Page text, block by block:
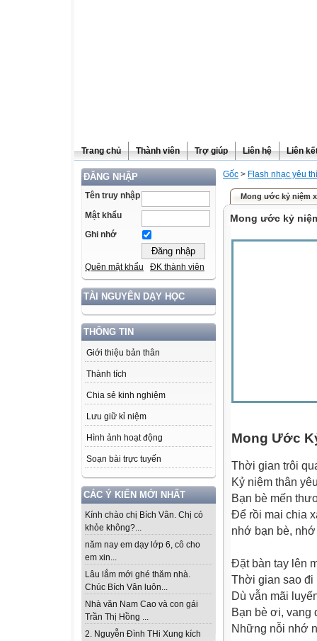
Trang chủ Thành viên Trợ giúp Liên hệ Liên
ĐĂNG NHẬP
Tên truy nhập
Mật khẩu
Ghi nhớ
Quên mật khẩu ĐK thành viên
TÀI NGUYÊN DẠY HỌC
THÔNG TIN
Giới thiệu bản thân
Thành tích
Chia sẻ kinh nghiệm
Lưu giữ kỉ niệm
Hình ảnh hoạt động
Soạn bài trực tuyến
CÁC Ý KIẾN MỚI NHẤT
Kính chào chị Bích Vân. Chị có
khỏe không?...
năm nay em dạy lớp 6, cô cho
em xin...
Lâu lắm mới ghé thăm nhà.
Chúc Bích Vân luôn...
Nhà văn Nam Cao và con gái
Trần Thị Hồng ...
2. Nguyễn Đình THi Xung kích
Gốc > Flash nhạc yêu
Mong ước kỷ niệm
Mong ước kỷ
Mong Ước
Thời gian trôi
Kỷ niệm thân
Bạn bè mến
Để rồi mai chia
nhớ bạn bè,
Đặt bàn tay lên
Thời gian sao đi
Dù vẫn mãi
Bạn bè ơi, vang
Những nỗi nhớ